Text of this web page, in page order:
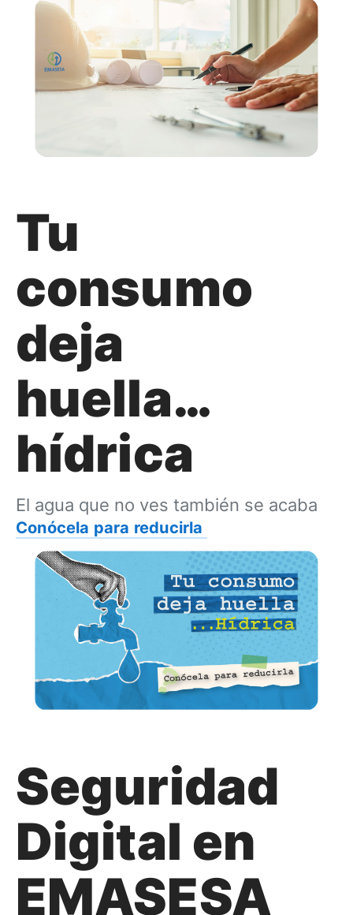
Tu
consumo
deja
huella…
hídrica
El agua que no ves también se acaba
Conócela para reducirla
Seguridad
Digital en
EMASESA